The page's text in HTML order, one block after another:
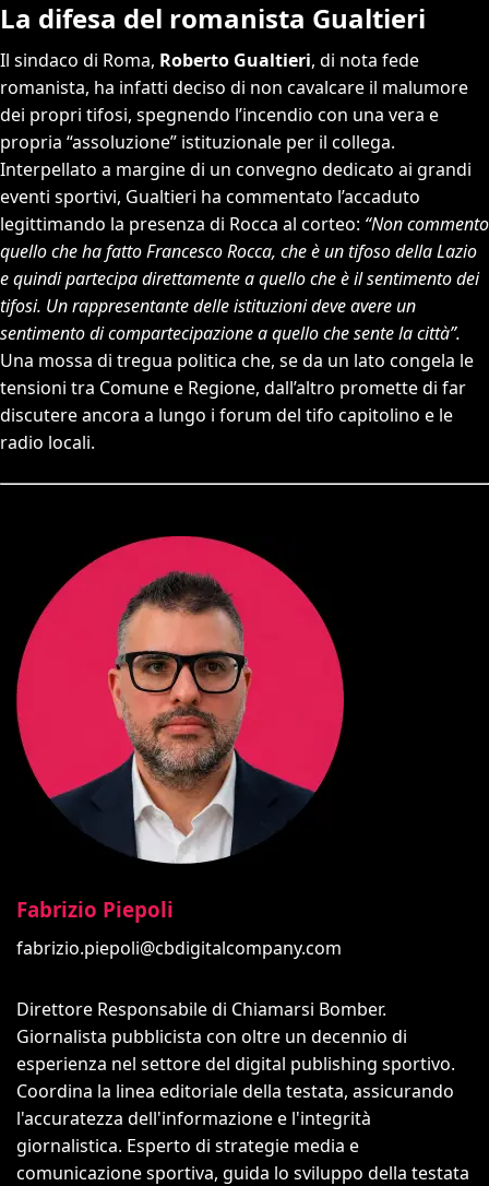
La difesa del romanista Gualtieri
Il sindaco di Roma, Roberto Gualtieri, di nota fede
romanista, ha infatti deciso di non cavalcare il malumore
dei propri tifosi, spegnendo l’incendio con una vera e
propria “assoluzione” istituzionale per il collega.
Interpellato a margine di un convegno dedicato ai grandi
eventi sportivi, Gualtieri ha commentato l’accaduto
legittimando la presenza di Rocca al corteo: “Non commento
quello che ha fatto Francesco Rocca, che è un tifoso della Lazio
e quindi partecipa direttamente a quello che è il sentimento dei
tifosi. Un rappresentante delle istituzioni deve avere un
sentimento di compartecipazione a quello che sente la città”.
Una mossa di tregua politica che, se da un lato congela le
tensioni tra Comune e Regione, dall’altro promette di far
discutere ancora a lungo i forum del tifo capitolino e le
radio locali.
Fabrizio Piepoli
fabrizio.piepoli@cbdigitalcompany.com
Direttore Responsabile di Chiamarsi Bomber.
Giornalista pubblicista con oltre un decennio di
esperienza nel settore del digital publishing sportivo.
Coordina la linea editoriale della testata, assicurando
l'accuratezza dell'informazione e l'integrità
giornalistica. Esperto di strategie media e
comunicazione sportiva, guida lo sviluppo della testata